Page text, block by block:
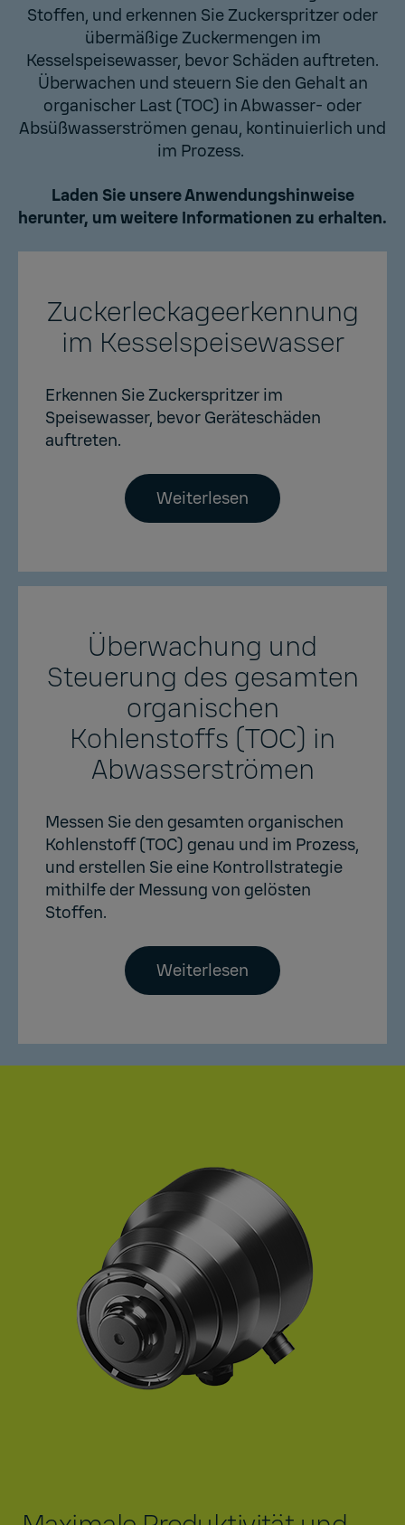
Stoffen, und erkennen Sie Zuckerspritzer oder
übermäßige Zuckermengen im
Kesselspeisewasser, bevor Schäden auftreten.
Überwachen und steuern Sie den Gehalt an
organischer Last (TOC) in Abwasser- oder
Absüßwasserströmen genau, kontinuierlich und
im Prozess.
Laden Sie unsere Anwendungshinweise
herunter, um weitere Informationen zu erhalten.
Zuckerleckageerkennung
im Kesselspeisewasser
Erkennen Sie Zuckerspritzer im
Speisewasser, bevor Geräteschäden
auftreten.
Weiterlesen
Überwachung und
Steuerung des gesamten
organischen
Kohlenstoffs (TOC) in
Abwasserströmen
Messen Sie den gesamten organischen
Kohlenstoff (TOC) genau und im Prozess,
und erstellen Sie eine Kontrollstrategie
mithilfe der Messung von gelösten
Stoffen.
Weiterlesen